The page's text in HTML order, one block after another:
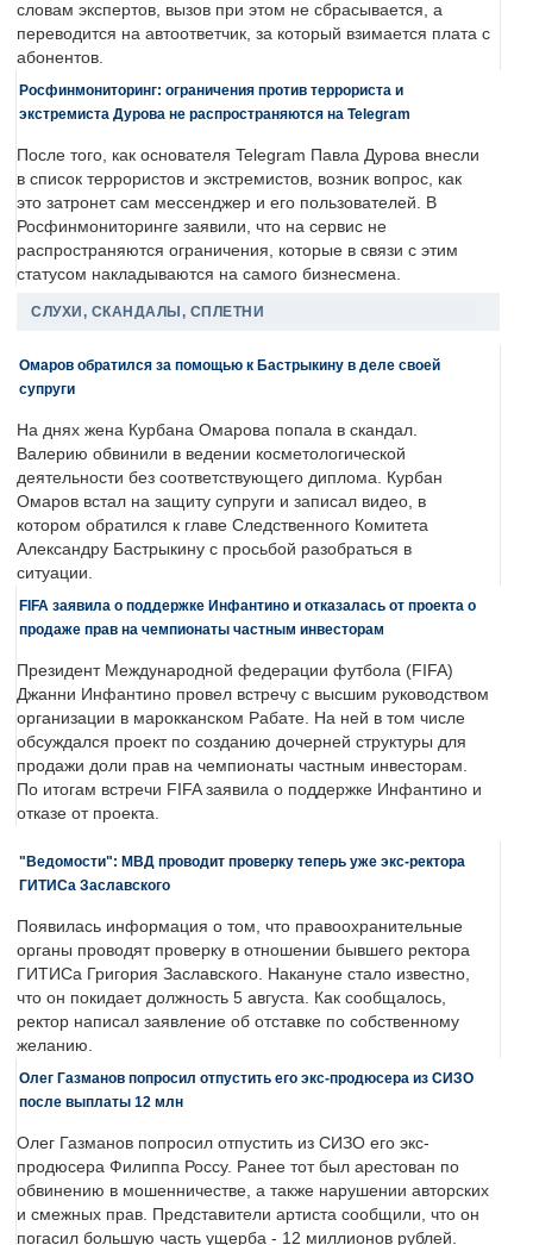
словам экспертов, вызов при этом не сбрасывается, а
переводится на автоответчик, за который взимается плата с
абонентов.
Росфинмониторинг: ограничения против террориста и
экстремиста Дурова не распространяются на Telegram
После того, как основателя Telegram Павла Дурова внесли
в список террористов и экстремистов, возник вопрос, как
это затронет сам мессенджер и его пользователей. В
Росфинмониторинге заявили, что на сервис не
распространяются ограничения, которые в связи с этим
статусом накладываются на самого бизнесмена.
СЛУХИ, СКАНДАЛЫ, СПЛЕТНИ
Омаров обратился за помощью к Бастрыкину в деле своей
супруги
На днях жена Курбана Омарова попала в скандал.
Валерию обвинили в ведении косметологической
деятельности без соответствующего диплома. Курбан
Омаров встал на защиту супруги и записал видео, в
котором обратился к главе Следственного Комитета
Александру Бастрыкину с просьбой разобраться в
ситуации.
FIFA заявила о поддержке Инфантино и отказалась от проекта о
продаже прав на чемпионаты частным инвесторам
Президент Международной федерации футбола (FIFA)
Джанни Инфантино провел встречу с высшим руководством
организации в марокканском Рабате. На ней в том числе
обсуждался проект по созданию дочерней структуры для
продажи доли прав на чемпионаты частным инвесторам.
По итогам встречи FIFA заявила о поддержке Инфантино и
отказе от проекта.
"Ведомости": МВД проводит проверку теперь уже экс-ректора
ГИТИСа Заславского
Появилась информация о том, что правоохранительные
органы проводят проверку в отношении бывшего ректора
ГИТИСа Григория Заславского. Накануне стало известно,
что он покидает должность 5 августа. Как сообщалось,
ректор написал заявление об отставке по собственному
желанию.
Олег Газманов попросил отпустить его экс-продюсера из СИЗО
после выплаты 12 млн
Олег Газманов попросил отпустить из СИЗО его экс-
продюсера Филиппа Россу. Ранее тот был арестован по
обвинению в мошенничестве, а также нарушении авторских
и смежных прав. Представители артиста сообщили, что он
погасил большую часть ущерба - 12 миллионов рублей.